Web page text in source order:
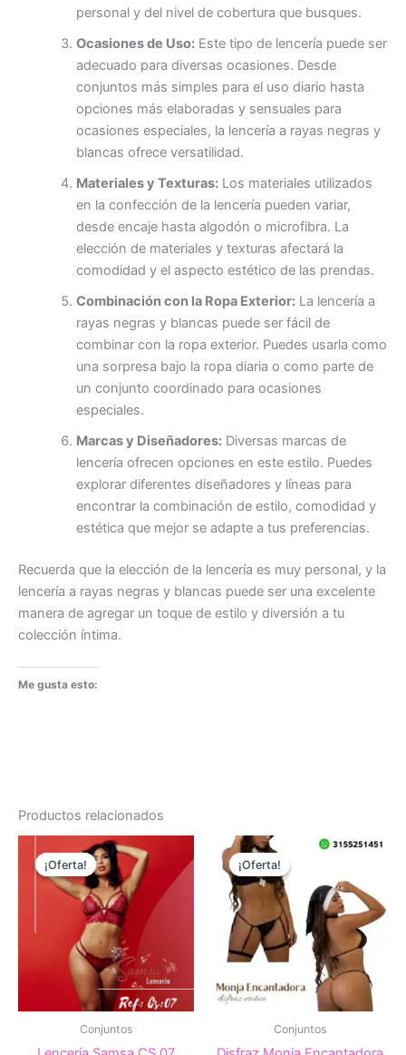
personal y del nivel de cobertura que busques.
Ocasiones de Uso:Este tipo de lencería puede ser
adecuado para diversas ocasiones. Desde
conjuntos más simples para el uso diario hasta
opciones más elaboradas y sensuales para
ocasiones especiales, la lencería a rayas negras y
blancas ofrece versatilidad.
Materiales y Texturas:Los materiales utilizados
en la confección de la lencería pueden variar,
desde encaje hasta algodón o microfibra. La
elección de materiales y texturas afectará la
comodidad y el aspecto estético de las prendas.
Combinación con la Ropa Exterior:La lencería a
rayas negras y blancas puede ser fácil de
combinar con la ropa exterior. Puedes usarla como
una sorpresa bajo la ropa diaria o como parte de
un conjunto coordinado para ocasiones
especiales.
Marcas y Diseñadores:Diversas marcas de
lencería ofrecen opciones en este estilo. Puedes
explorar diferentes diseñadores y líneas para
encontrar la combinación de estilo, comodidad y
estética que mejor se adapte a tus preferencias.
Recuerda que la elección de la lencería es muy personal, y la
lencería a rayas negras y blancas puede ser una excelente
manera de agregar un toque de estilo y diversión a tu
colección íntima.
Me gusta esto:
Productos relacionados
¡Oferta!
¡Oferta!
Conjuntos
¡Oferta!
¡Oferta!
Conjuntos